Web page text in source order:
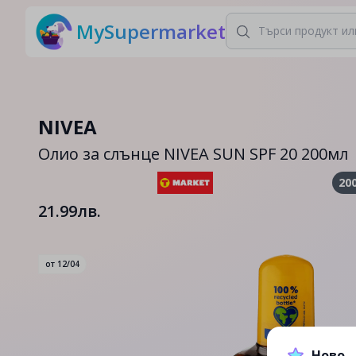
MySupermarket
NIVEA
Олио за слънце NIVEA SUN SPF 20 200мл
21.99лв.
от 12/04